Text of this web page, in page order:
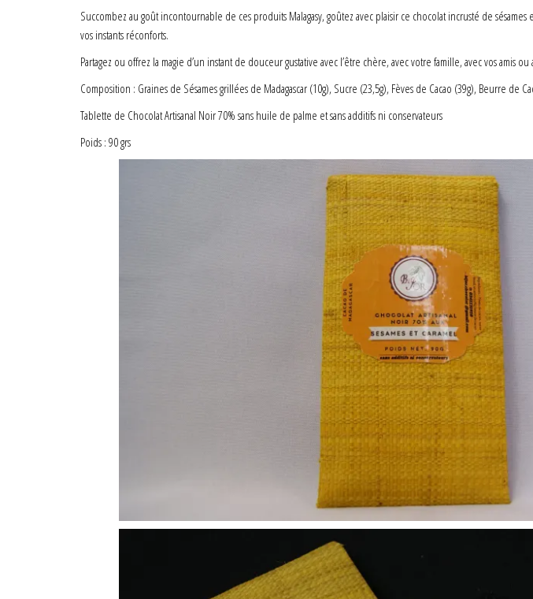
Succombez au goût incontournable de ces produits Malagasy, goûtez avec plaisir ce chocolat incrusté de
vos instants réconforts.
Partagez ou offrez la magie d’un instant de douceur gustative avec l’être chère, avec votre famille, avec vos amis ou
Composition : Graines de Sésames grillées de Madagascar (10g), Sucre (23,5g), Fèves de Cacao (39g), Beurre de
Tablette de Chocolat Artisanal Noir 70% sans huile de palme et sans additifs ni conservateurs
Poids : 90 grs